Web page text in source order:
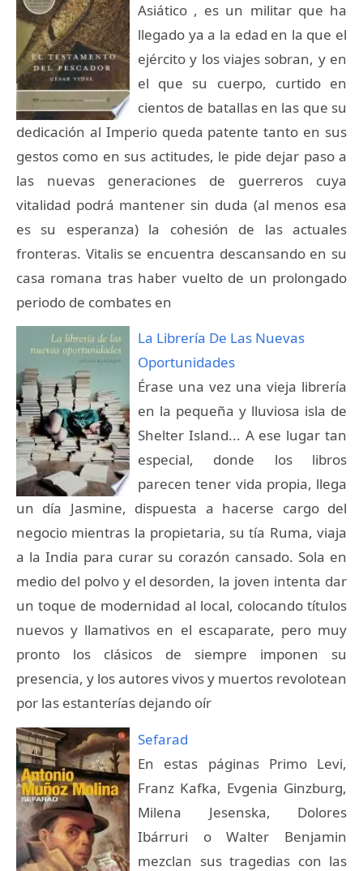
Asiático , es un militar que ha
llegado ya a la edad en la que el
ejército y los viajes sobran, y en
el que su cuerpo, curtido en
cientos de batallas en las que su
dedicación al Imperio queda patente tanto en sus
gestos como en sus actitudes, le pide dejar paso a
las nuevas generaciones de guerreros cuya
vitalidad podrá mantener sin duda (al menos esa
es su esperanza) la cohesión de las actuales
fronteras. Vitalis se encuentra descansando en su
casa romana tras haber vuelto de un prolongado
periodo de combates en
La Librería De Las Nuevas
Oportunidades
Érase una vez una vieja librería
en la pequeña y lluviosa isla de
Shelter Island... A ese lugar tan
especial, donde los libros
parecen tener vida propia, llega
un día Jasmine, dispuesta a hacerse cargo del
negocio mientras la propietaria, su tía Ruma, viaja
a la India para curar su corazón cansado. Sola en
medio del polvo y el desorden, la joven intenta dar
un toque de modernidad al local, colocando títulos
nuevos y llamativos en el escaparate, pero muy
pronto los clásicos de siempre imponen su
presencia, y los autores vivos y muertos revolotean
por las estanterías dejando oír
Sefarad
En estas páginas Primo Levi,
Franz Kafka, Evgenia Ginzburg,
Milena Jesenska, Dolores
Ibárruri o Walter Benjamin
mezclan sus tragedias con las